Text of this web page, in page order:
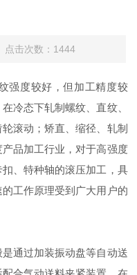
击次数：1444
强度较好，但加工精度较
冷态下轧制螺纹、直纹、
滚动；矫直、缩径、轧制
品加工行业，对于高强度
、特种轴的滚压加工，具
工作原理受到广大用户的
通过加装振动盘等自动送